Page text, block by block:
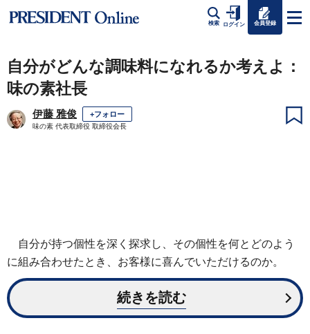
検索 ログイン 会員登録
自分がどんな調味料になれるか考えよ：
味の素社長
伊藤 雅俊 +フォロー
味の素 代表取締役 取締役会長
自分が持つ個性を深く探求し、その個性を何とどのよう
に組み合わせたとき、お客様に喜んでいただけるのか。
続きを読む